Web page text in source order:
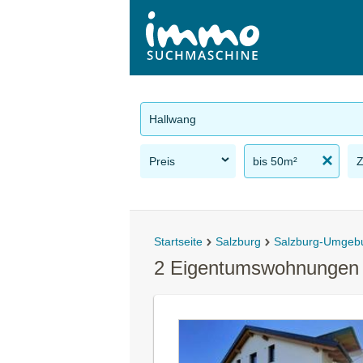
Hallwang
Preis bis 50m²
Startseite Salzburg Salzburg-
2